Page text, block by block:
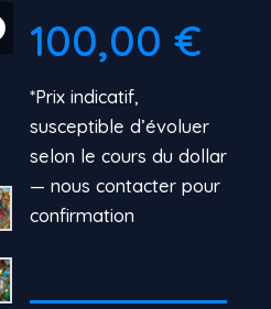
100,00 €
*Prix indicatif,
susceptible d’évoluer
selon le cours du dollar
— nous contacter pour
confirmation